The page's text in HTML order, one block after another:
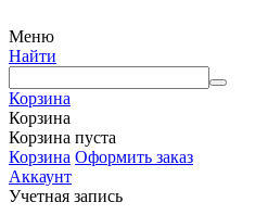
Меню
Найти
Корзина
Корзина
Корзина пуста
Корзина Оформить заказ
Аккаунт
Учетная запись